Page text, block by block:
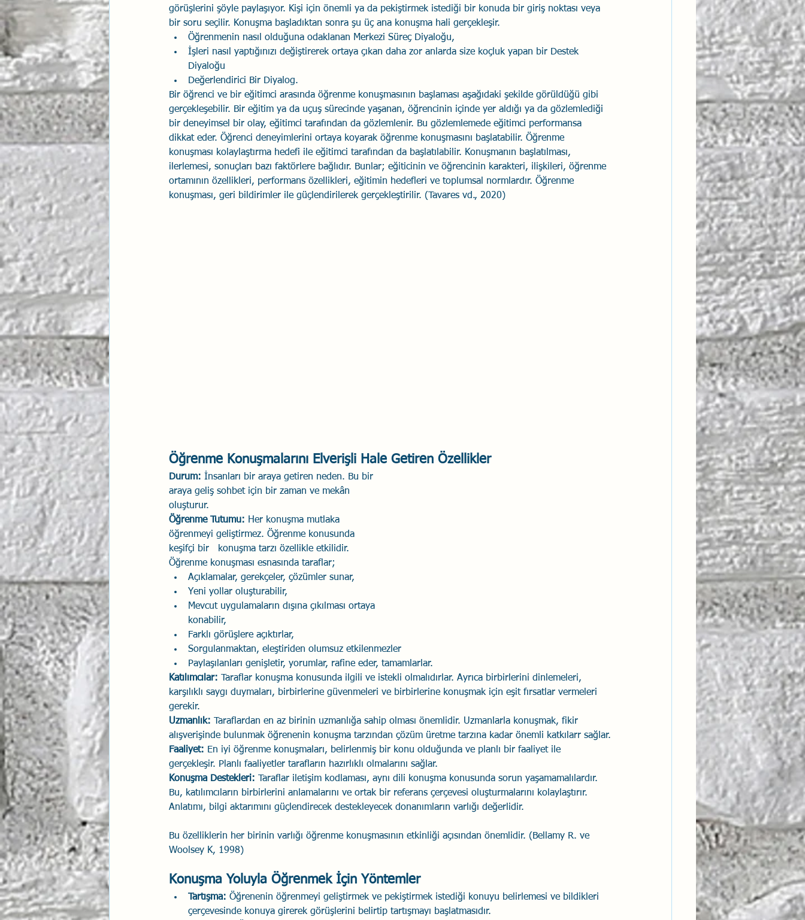
görüşlerini şöyle paylaşıyor. Kişi için önemli ya da pekiştirmek istediği bir konuda bir giriş noktası veya
bir soru seçilir. Konuşma başladıktan sonra şu üç ana konuşma hali gerçekleşir.
Öğrenmenin nasıl olduğuna odaklanan Merkezi Süreç Diyaloğu,
İşleri nasıl yaptığınızı değiştirerek ortaya çıkan daha zor anlarda size koçluk yapan bir Destek
Diyaloğu
Değerlendirici Bir Diyalog.
Bir öğrenci ve bir eğitimci arasında öğrenme konuşmasının başlaması aşağıdaki şekilde görüldüğü gibi
gerçekleşebilir. Bir eğitim ya da uçuş sürecinde yaşanan, öğrencinin içinde yer aldığı ya da gözlemlediği
bir deneyimsel bir olay, eğitimci tarafından da gözlemlenir. Bu gözlemlemede eğitimci performansa
dikkat eder. Öğrenci deneyimlerini ortaya koyarak öğrenme konuşmasını başlatabilir. Öğrenme
konuşması kolaylaştırma hedefi ile eğitimci tarafından da başlatılabilir. Konuşmanın başlatılması,
ilerlemesi, sonuçları bazı faktörlere bağlıdır. Bunlar; eğiticinin ve öğrencinin karakteri, ilişkileri, öğrenme
ortamının özellikleri, performans özellikleri, eğitimin hedefleri ve toplumsal normlardır. Öğrenme
konuşması, geri bildirimler ile güçlendirilerek gerçekleştirilir. (Tavares vd., 2020)
Öğrenme Konuşmalarını Elverişli Hale Getiren Özellikler
Durum: İnsanları bir araya getiren neden. Bu bir
araya geliş sohbet için bir zaman ve mekân
oluşturur.
Öğrenme Tutumu: Her konuşma mutlaka
öğrenmeyi geliştirmez. Öğrenme konusunda
keşifçi bir   konuşma tarzı özellikle etkilidir.
Öğrenme konuşması esnasında taraflar;
Açıklamalar, gerekçeler, çözümler sunar,
Yeni yollar oluşturabilir,
Mevcut uygulamaların dışına çıkılması ortaya
konabilir,
Farklı görüşlere açıktırlar,
Sorgulanmaktan, eleştiriden olumsuz etkilenmezler
Paylaşılanları genişletir, yorumlar, rafine eder, tamamlarlar.
Katılımcılar: Taraflar konuşma konusunda ilgili ve istekli olmalıdırlar. Ayrıca birbirlerini dinlemeleri,
karşılıklı saygı duymaları, birbirlerine güvenmeleri ve birbirlerine konuşmak için eşit fırsatlar vermeleri
gerekir.
Uzmanlık: Taraflardan en az birinin uzmanlığa sahip olması önemlidir. Uzmanlarla konuşmak, fikir
alışverişinde bulunmak öğrenenin konuşma tarzından çözüm üretme tarzına kadar önemli katkılarr sağlar.
Faaliyet: En iyi öğrenme konuşmaları, belirlenmiş bir konu olduğunda ve planlı bir faaliyet ile
gerçekleşir. Planlı faaliyetler tarafların hazırlıklı olmalarını sağlar.
Konuşma Destekleri: Taraflar iletişim kodlaması, aynı dili konuşma konusunda sorun yaşamamalılardır.
Bu, katılımcıların birbirlerini anlamalarını ve ortak bir referans çerçevesi oluşturmalarını kolaylaştırır.
Anlatımı, bilgi aktarımını güçlendirecek destekleyecek donanımların varlığı değerlidir.
Bu özelliklerin her birinin varlığı öğrenme konuşmasının etkinliği açısından önemlidir. (Bellamy R. ve
Woolsey K, 1998)
Konuşma Yoluyla Öğrenmek İçin Yöntemler
Tartışma: Öğrenenin öğrenmeyi geliştirmek ve pekiştirmek istediği konuyu belirlemesi ve bildikleri
çerçevesinde konuya girerek görüşlerini belirtip tartışmayı başlatmasıdır.